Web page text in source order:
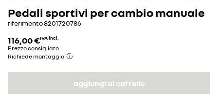
Pedali sportivi per cambio manuale
riferimento8201720786
116,00 €IVA incl.
Prezzo consigliato
Richiede montaggio
aggiungi al carrello